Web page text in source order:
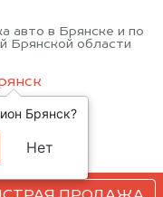
авто в Брянске и по
Брянской области
00-41
Брянск?
Нет